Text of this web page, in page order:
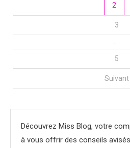
publications
2
3
…
5
Suivant
Découvrez Miss Blog, votre
à vous offrir des conseils